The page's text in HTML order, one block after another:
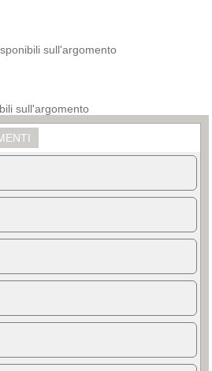
sull'argomento
sull'argomento